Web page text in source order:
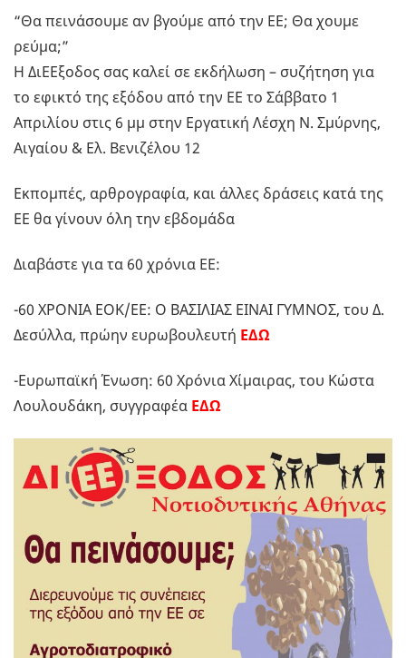
“Θα πεινάσουμε αν βγούμε από την ΕΕ; Θα χουμε
ρεύμα;”
Η ΔιΕΕξοδος σας καλεί σε εκδήλωση – συζήτηση για
το εφικτό της εξόδου από την ΕΕ το Σάββατο 1
Απριλίου στις 6 μμ στην Εργατική Λέσχη Ν. Σμύρνης,
Αιγαίου & Ελ. Βενιζέλου 12
Εκπομπές, αρθρογραφία, και άλλες δράσεις κατά της
ΕΕ θα γίνουν όλη την εβδομάδα
Διαβάστε για τα 60 χρόνια ΕΕ:
-60 ΧΡΟΝΙΑ ΕΟΚ/ΕΕ: Ο ΒΑΣΙΛΙΑΣ ΕΙΝΑΙ ΓΥΜΝΟΣ, του Δ.
Δεσύλλα, πρώην ευρωβουλευτή ΕΔΩ
-Ευρωπαϊκή Ένωση: 60 Χρόνια Χίμαιρας, του Κώστα
Λουλουδάκη, συγγραφέα ΕΔΩ